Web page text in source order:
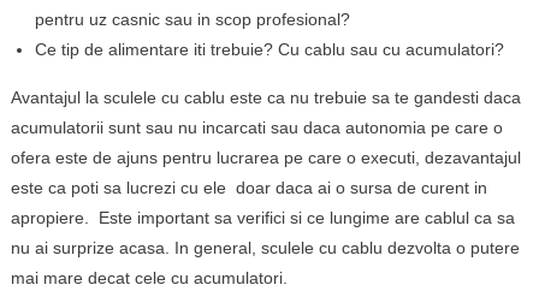
pentru uz casnic sau in scop profesional?
Ce tip de alimentare iti trebuie? Cu cablu sau cu acumulatori?
Avantajul la sculele cu cablu este ca nu trebuie sa te gandesti daca
acumulatorii sunt sau nu incarcati sau daca autonomia pe care o
ofera este de ajuns pentru lucrarea pe care o executi, dezavantajul
este ca poti sa lucrezi cu ele doar daca ai o sursa de curent in
apropiere. Este important sa verifici si ce lungime are cablul ca sa
nu ai surprize acasa. In general, sculele cu cablu dezvolta o putere
mai mare decat cele cu acumulatori.